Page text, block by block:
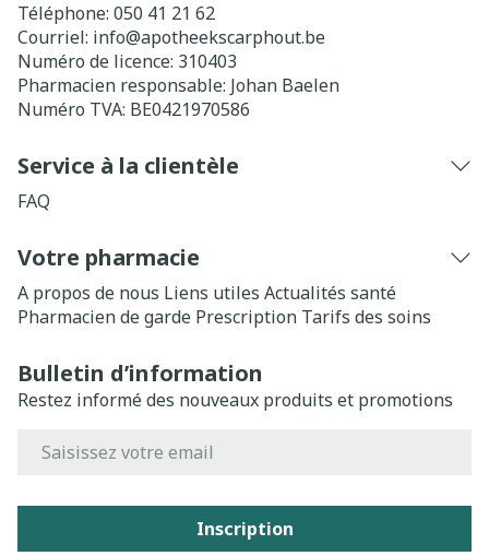
Téléphone: 050 41 21 62
Courriel: info@apotheekscarphout.be
Numéro de licence: 310403
Pharmacien responsable: Johan Baelen
Numéro TVA: BE0421970586
Service à la clientèle
FAQ
Votre pharmacie
A propos de nous Liens utiles Actualités santé
Pharmacien de garde Prescription Tarifs des soins
Bulletin d’information
Restez informé des nouveaux produits et promotions
Inscription